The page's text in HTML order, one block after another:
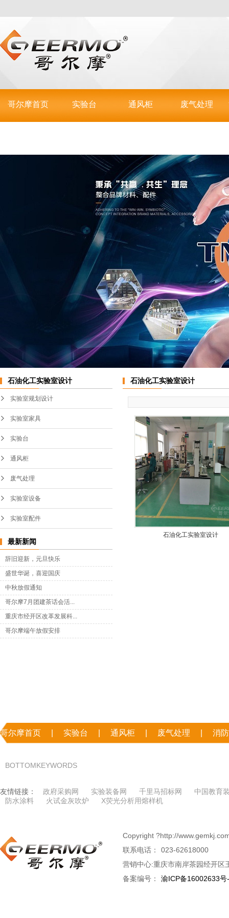
哥尔摩首页 实验台
实验室仪器台
不锈钢台
实验室中央台
实验室边台
通风柜
通风罩
全钢通风柜
不锈钢通风柜
PP通风柜
桌上型通风橱
变频系统
废气处理
酸雾喷淋塔
等离子光照箱
石油化工实验室设计
实验室规划设计
实验室家具
实验台
通风柜
废气处理
实验室设备
实验室配件
最新新闻
辞旧迎新，元旦快乐
盛世华诞，喜迎国庆
中秋放假通知
哥尔摩7月团建茶话会活...
重庆市经开区改革发展科...
哥尔摩端午放假安排
石油化工实验室设计
石油化工实验室设计
哥尔摩首页 实验台 通风柜 废气处理 消
BOTTOMKEYWORDS
友情链接： 政府采购网 实验装备网 千里马招标网
中国教育
防水涂料
火试金灰吹炉 X荧光分析用熔样机
Copyright ?http://
联系电话：
023-62618000
营销中心:重庆市南岸茶园经开区
备案编号：
渝ICP备16002633号